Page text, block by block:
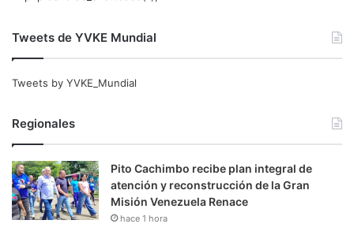
Tweets de YVKE Mundial
Tweets by YVKE_Mundial
Regionales
Pito Cachimbo recibe plan integral de
atención y reconstrucción de la Gran
Misión Venezuela Renace
hace 1 hora